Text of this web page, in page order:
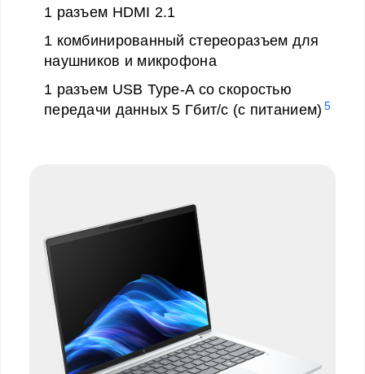
1 разъем HDMI 2.1
1 комбинированный стереоразъем для
наушников и микрофона
1 разъем USB Type-A со скоростью
передачи данных 5 Гбит/с (с питанием) 5